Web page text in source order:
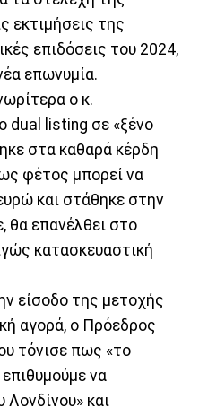
εκτιμήσεις της
επιδόσεις του 2024,
επωνυμία.
ο κ.
dual listing σε «ξένο
στα καθαρά κέρδη
φέτος μπορεί να
και στάθηκε στην
θα επανέλθει στο
κατασκευαστική
είσοδο της μετοχής
αγορά, ο Πρόεδρος
τόνισε πως «το
να
Λονδίνου» και